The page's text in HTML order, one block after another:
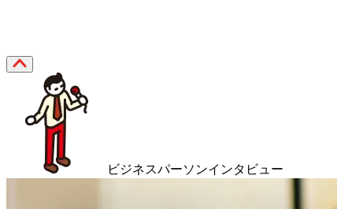
ビジネスパーソンインタビュー